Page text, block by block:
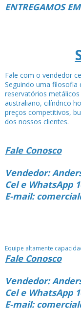
ENTREGAMOS
Fale com o vendedor
Seguindo uma filosofia
reservatórios
australiano, cilíndrico
preços competitivos,
dos nossos clientes.
Fale Conosco
Vendedor:
Cel e WhatsApp
E-mail:
Equipe altamente
Fale Conosco
Vendedor:
Cel e WhatsApp
E-mail: